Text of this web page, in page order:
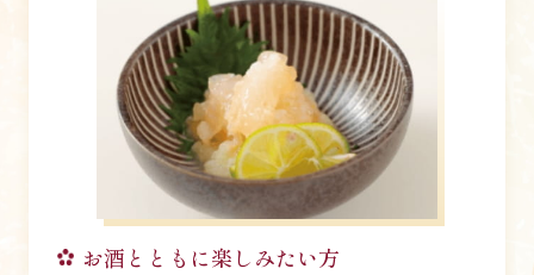
お酒とともに楽しみたい方